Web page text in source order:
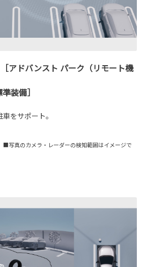
アドバンスト パーク（リモート機
装備］
をサポート。
写真のカメラ・レーダーの検知範囲はイメージで